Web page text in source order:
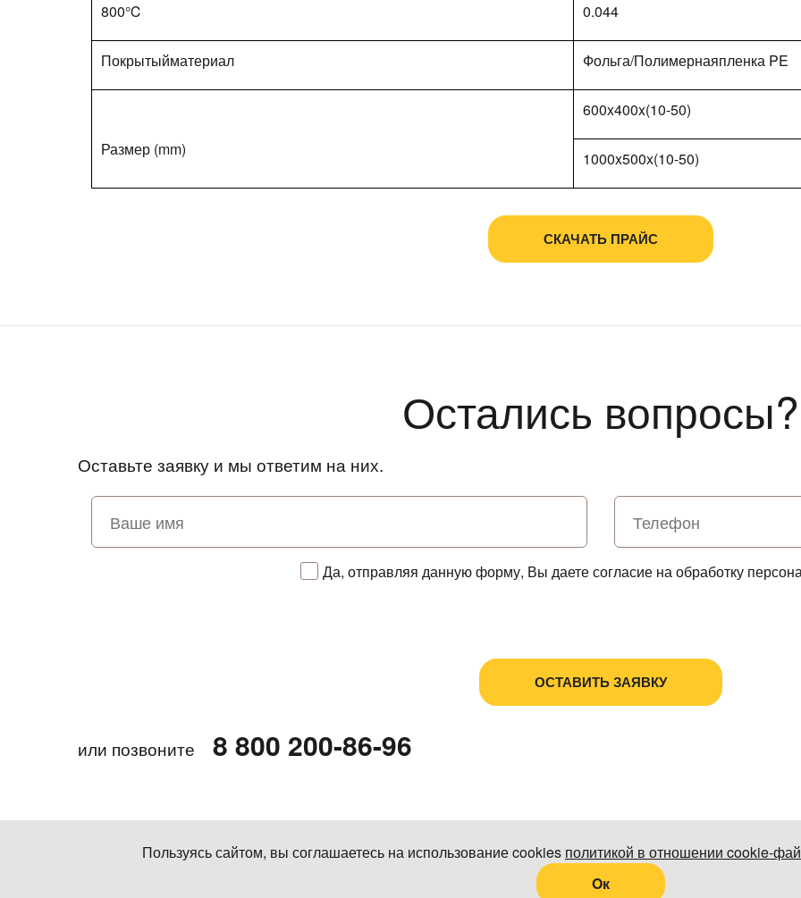
800℃ 0.044
Покрытыйматериал Фольга/Полимернаяпленка PE
Размер (mm)
600x400x(10-50)
1000x500x(10-50)
СКАЧАТЬ ПРАЙС
Остались вопросы?
Оставьте заявку и мы ответим на них.
Да, отправляя данную форму, Вы даете согласие на обработку
или позвоните 8 800 200-86-96
Пользуясь сайтом, вы соглашаетесь на использование cookies политикой в отношении cookie-
Oк